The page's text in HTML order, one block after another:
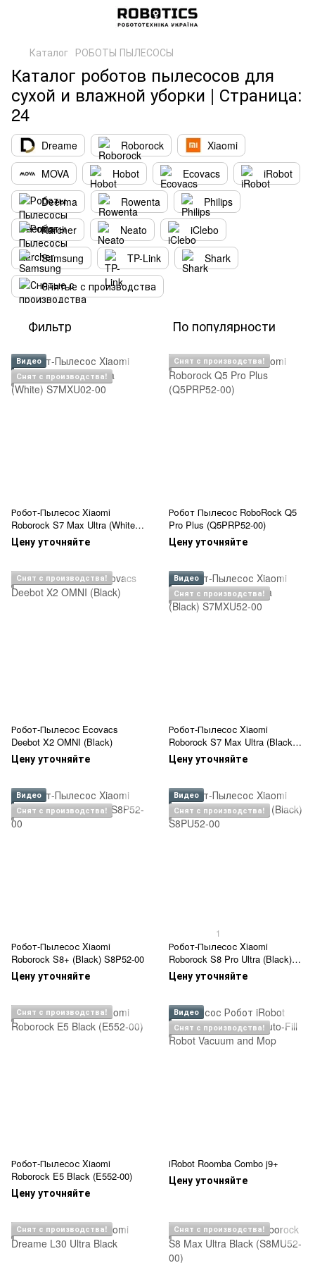
Каталог РОБОТЫ ПЫЛЕСОСЫ
Каталог роботов пылесосов для
сухой и влажной уборки | Страница:
24
Dreame Roborock
Xiaomi
MOVA
Hobot Ecovacs
iRobot
Deerma
Rowenta
Philips
Karcher
Neato
iClebo
Samsung
TP-Link
Shark
Снятые с производства
Фильтр По популярности
Видео
Снят с производства!
Робот-Пылесос Xiaomi
Roborock S7 Max Ultra (White)
S7MXU02-00
Цену уточняйте
Снят с производства!
Робот Пылесос RoboRock Q5
Pro Plus (Q5PRP52-00)
Цену уточняйте
Снят с производства!
Робот-Пылесос Ecovacs
Deebot X2 OMNI (Black)
Цену уточняйте
Видео
Снят с производства!
Робот-Пылесос Xiaomi
Roborock S7 Max Ultra (Black)
S7MXU52-00
Цену уточняйте
Видео
Снят с производства!
Робот-Пылесос Xiaomi
Roborock S8+ (Black) S8P52-00
Цену уточняйте
Видео
Снят с производства!
1
Робот-Пылесос Xiaomi
Roborock S8 Pro Ultra (Black)
S8PU52-00
Цену уточняйте
Снят с производства!
Робот-Пылесос Xiaomi
Roborock E5 Black (E552-00)
Цену уточняйте
Видео
Снят с производства!
iRobot Roomba Combo j9+
Цену уточняйте
Снят с производства! Снят с производства!